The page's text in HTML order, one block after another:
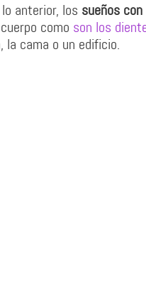
anterior, los sueños
como son los
la cama o un edificio.